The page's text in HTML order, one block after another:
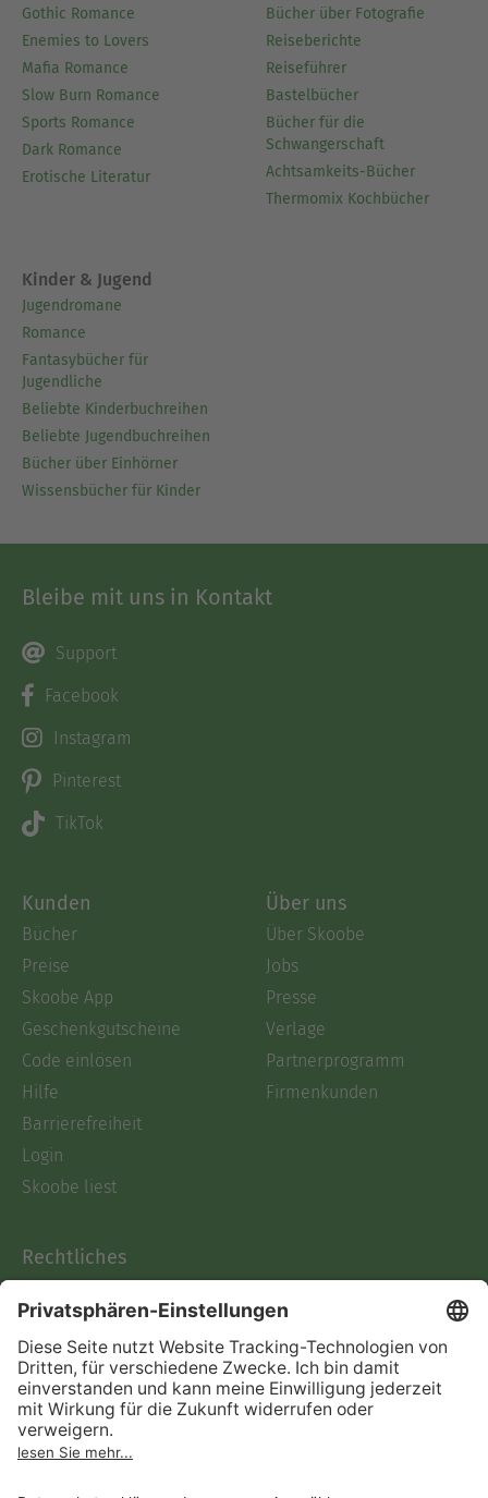
Gothic Romance
Enemies to Lovers
Mafia Romance
Slow Burn Romance
Sports Romance
Dark Romance
Erotische Literatur
Bücher über Fotografie
Reiseberichte
Reiseführer
Bastelbücher
Bücher für die
Schwangerschaft
Achtsamkeits-Bücher
Thermomix Kochbücher
Kinder & Jugend
Jugendromane
Romance
Fantasybücher für
Jugendliche
Beliebte Kinderbuchreihen
Beliebte Jugendbuchreihen
Bücher über Einhörner
Wissensbücher für Kinder
Bleibe mit uns in Kontakt
Support
Facebook
Instagram
Pinterest
TikTok
Kunden
Bücher
Preise
Skoobe App
Geschenkgutscheine
Code einlösen
Hilfe
Barrierefreiheit
Login
Skoobe liest
Über uns
Über Skoobe
Jobs
Presse
Verlage
Partnerprogramm
Firmenkunden
Rechtliches
AGB
Informationen nach Data
Act
Verträge hier kündigen
Impressum